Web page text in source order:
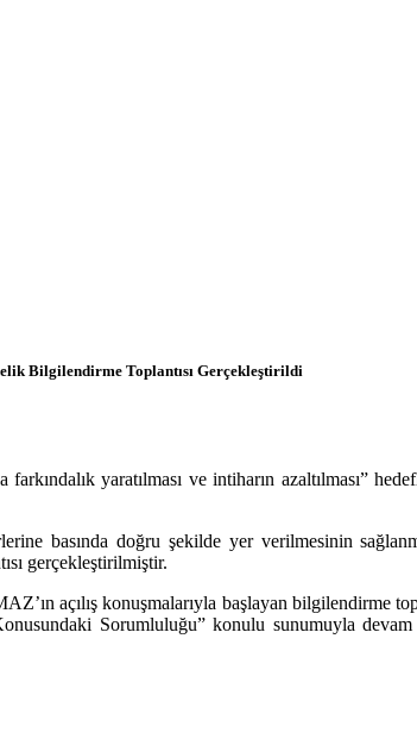
Bilgilendirme Toplantısı Gerçekleştirildi
yaratılması ve intiharın azaltılması”
basında doğru şekilde yer verilmesinin
gerçekleştirilmiştir.
açılış konuşmalarıyla başlayan bilgilendirme
Sorumluluğu” konulu sunumuyla